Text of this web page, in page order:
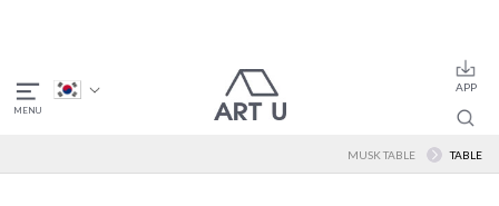
MUSK TABLE TABLE